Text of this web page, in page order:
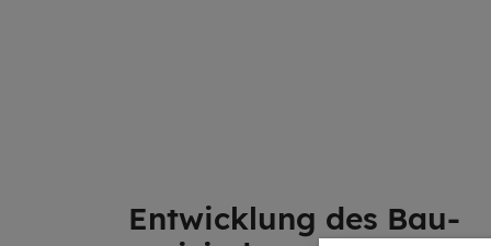
Ent­wick­lung des Bau­